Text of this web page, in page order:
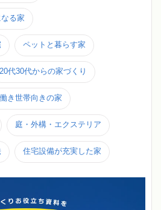
る家
ペットと暮らす家
20代30代からの家づくり
き世帯向きの家
庭・外構・エクステリア
住宅設備が充実した家